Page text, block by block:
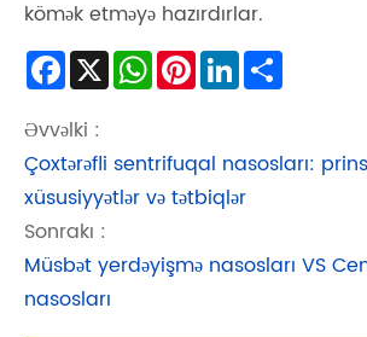
kömək etməyə hazırdırlar.
Facebook
X WhatsApp
Pinterest
LinkedIn
Əvvəlki :
Çoxtərəfli sentrifuqal nasosları:
xüsusiyyətlər və tətbiqlər
Sonrakı :
Müsbət yerdəyişmə nasosları VS
nasosları